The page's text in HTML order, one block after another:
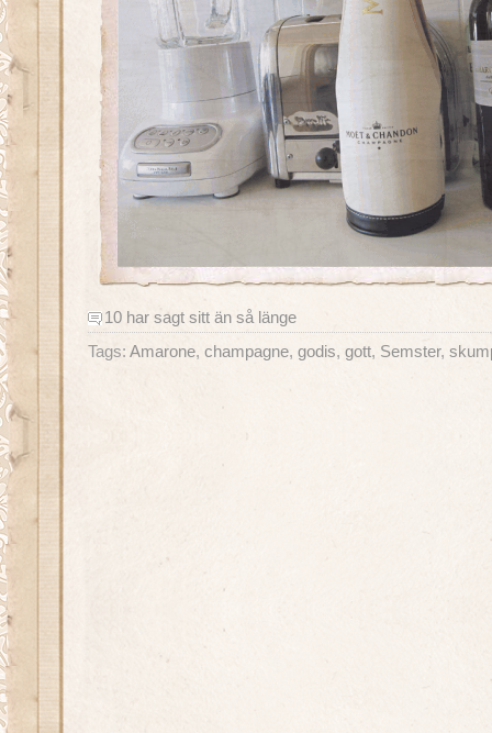
10 har sagt sitt än så länge
Tags: Amarone, champagne, godis, gott, Semster,